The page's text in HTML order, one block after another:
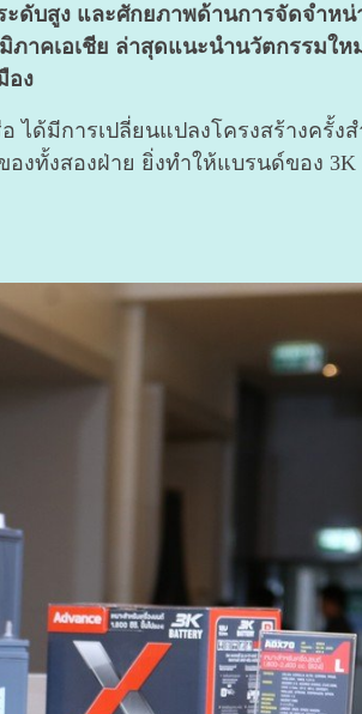
ดับสูง และศักยภาพด้านการจัดจำห
ภาคเอเชีย ล่าสุดแนะนำนวัตกรรมให
อง
ด้มีการเปลี่ยนแปลงโครงสร้างครั้ง
ทั้งสองฝ่าย ยิ่งทำให้แบรนด์ของ 3K